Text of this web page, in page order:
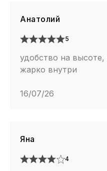
Анатолий
5
удобство на
жарко внутри
16/07/26
Яна
4